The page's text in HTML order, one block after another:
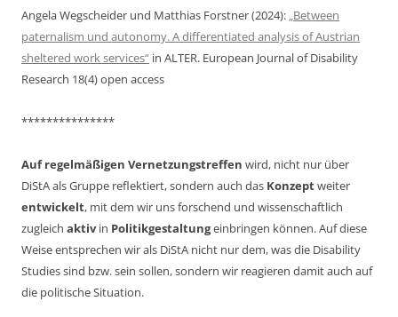
Angela Wegscheider und Matthias Forstner (2024): „Between
paternalism und autonomy. A differentiated analysis of Austrian
sheltered work services“ in ALTER. European Journal of Disability
Research 18(4) open access
***************
Auf regelmäßigen Vernetzungstreffen wird, nicht nur über
DiStA als Gruppe reflektiert, sondern auch das Konzeptweiter
entwickelt, mit dem wir uns forschend und wissenschaftlich
zugleich aktivin Politikgestaltungeinbringen können. Auf diese
Weise entsprechen wir als DiStA nicht nur dem, was die Disability
Studies sind bzw. sein sollen, sondern wir reagieren damit auch auf
die politische Situation.